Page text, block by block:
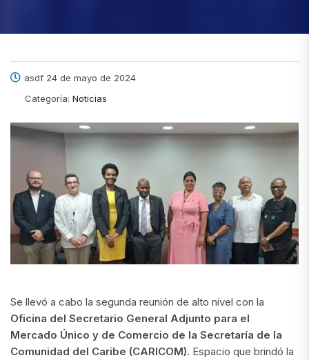
asdf 24 de mayo de 2024
Categoría: Noticias
Se llevó a cabo la segunda reunión de alto nivel con la
Oficina del Secretario General Adjunto para el
Mercado Único y de Comercio de la Secretaría de la
Comunidad del Caribe (CARICOM). Espacio que brindó la